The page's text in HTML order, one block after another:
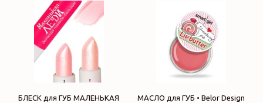
БЛЕСК для ГУБ МАЛЕНЬКАЯ
МАСЛО для ГУБ • Belor Design